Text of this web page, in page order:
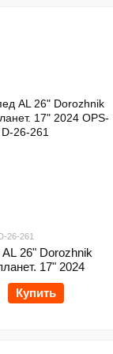
26-261
26" Dorozhnik
17" 2024
Купить